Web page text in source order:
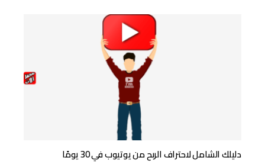
دليلك الشامل لاحتراف الربح من يوتيوب في 30 يومًا